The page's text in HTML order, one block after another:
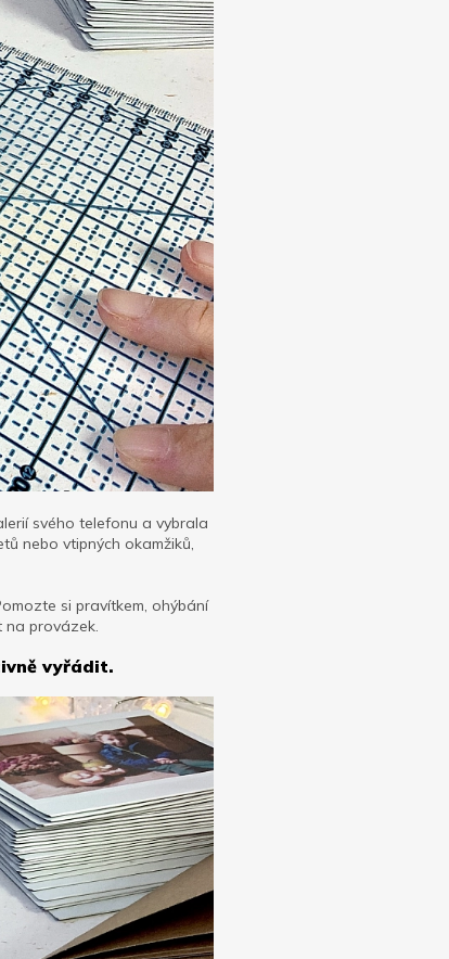
svého telefonu a vybrala
nebo vtipných okamžiků,
si pravítkem, ohýbání
na provázek.
vyřádit.